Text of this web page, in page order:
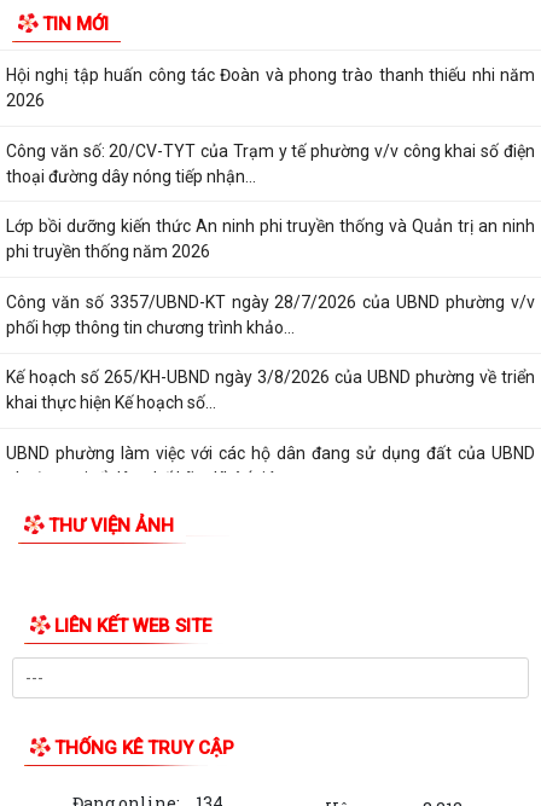
TIN MỚI
giữa năm 2026 HĐND thành phố...
Hội nghị tập huấn công tác Đoàn và phong trào thanh thiếu nhi năm
2026
Công văn số: 20/CV-TYT của Trạm y tế phường v/v công khai số điện
thoại đường dây nóng tiếp nhận...
Lớp bồi dưỡng kiến thức An ninh phi truyền thống và Quản trị an ninh
phi truyền thống năm 2026
Công văn số 3357/UBND-KT ngày 28/7/2026 của UBND phường v/v
phối hợp thông tin chương trình khảo...
Kế hoạch số 265/KH-UBND ngày 3/8/2026 của UBND phường về triển
khai thực hiện Kế hoạch số...
UBND phường làm việc với các hộ dân đang sử dụng đất của UBND
phường tại tổ dân phố Lãm Khê (giáp...
PHƯỜNG KIẾN AN THAM DỰ HỘI NGHỊ TRỰC TUYẾN THÀNH PHỐ VỀ
Lễ chào cờ tháng 8/2026
Thông báo số 1298/TB-UBND ngày 31/7/2026 về việc công bố kế
THƯ VIỆN ẢNH
LIÊN KẾT WEB SITE
THỐNG KÊ TRUY CẬP